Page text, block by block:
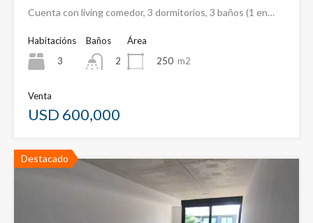
Cuenta con living comedor, 3 dormitorios, 3 baños (1 en…
Habitacións
3
Baños
2
Área
250 m2
Venta
USD 600,000
Destacado